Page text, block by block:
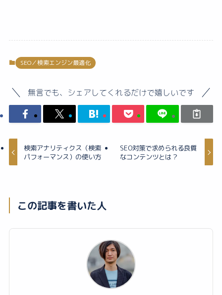
SEO／検索エンジン最適化
無言でも、シェアしてくれるだけで嬉しいです
検索アナリティクス（検索
パフォーマンス）の使い方
SEO対策で求められる良質
なコンテンツとは？
この記事を書いた人